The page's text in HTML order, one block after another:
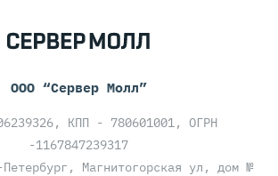
ООО “Сервер Молл”
КПП - 780601001, ОГРН
-1167847239317
Магнитогорская ул, дом №